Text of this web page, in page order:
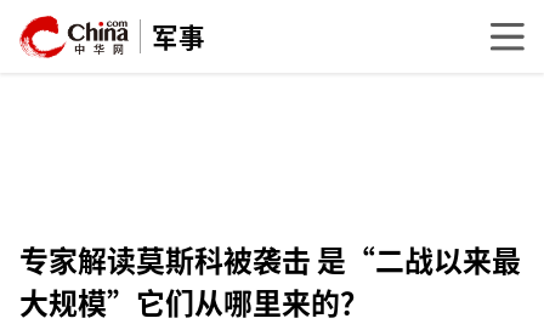
军事
专家解读莫斯科被袭击 是“二战以来最
大规模”它们从哪里来的？